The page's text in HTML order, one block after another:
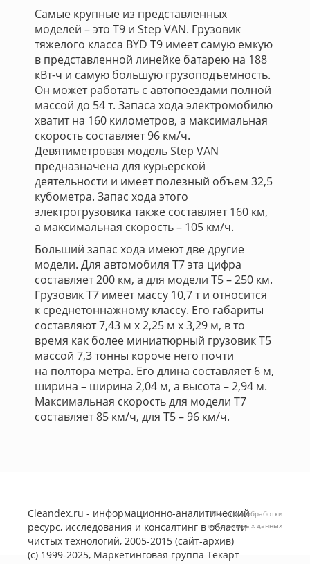
Самые крупные из представленных
моделей – это Т9 и Step VAN. Грузовик
тяжелого класса BYD Т9 имеет самую емкую
в представленной линейке батарею на 188
кВт-ч и самую большую грузоподъемность.
Он может работать с автопоездами полной
массой до 54 т. Запаса хода электромобилю
хватит на 160 километров, а максимальная
скорость составляет 96 км/ч.
Девятиметровая модель Step VAN
предназначена для курьерской
деятельности и имеет полезный объем 32,5
кубометра. Запас хода этого
электрогрузовика также составляет 160 км,
а максимальная скорость – 105 км/ч.
Больший запас хода имеют две другие
модели. Для автомобиля Т7 эта цифра
составляет 200 км, а для модели Т5 – 250 км.
Грузовик Т7 имеет массу 10,7 т и относится
к среднетоннажному классу. Его габариты
составляют 7,43 м х 2,25 м х 3,29 м, в то
время как более миниатюрный грузовик Т5
массой 7,3 тонны короче него почти
на полтора метра. Его длина составляет 6 м,
ширина – ширина 2,04 м, а высота – 2,94 м.
Максимальная скорость для модели Т7
составляет 85 км/ч, для Т5 – 96 км/ч.
Cleandex.ru - информационно-аналитический
ресурс, исследования и консалтинг в области
чистых технологий, 2005-2015 (сайт-архив)
(с) 1999-2025, Маркетинговая группа Текарт
Политика обработки
персональных данных